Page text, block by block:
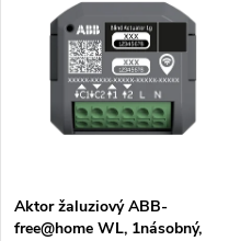
Aktor žaluziový ABB-
free@home WL, 1násobný,